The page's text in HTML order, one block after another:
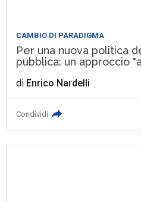
CAMBIO DI PARADIGMA
Per una nuova politica
pubblica: un approccio
di Enrico Nardelli
Condividi